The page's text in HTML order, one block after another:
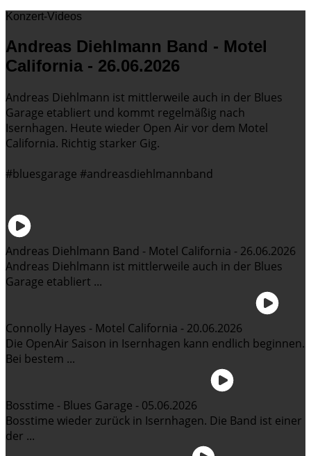
Konzert-Videos
Andreas Diehlmann Band - Motel
California - 26.06.2026
Andreas Diehlmann ist mittlerweile auch in der Blues
Garage etabliert und kommt regelmäßig nach
Isernhagen. Heute wieder Open Air vor dem Motel
California. Richtig starker Gig.
#bluesgarage #andreasdiehlmannband
Andreas Diehlmann Band - Motel California - 26.06.2026
Andreas Diehlmann ist mittlerweile auch in der Blues
Garage etabliert ...
Connolly Hayes - Motel California - 20.06.2026
Die OpenAir Saison in Isernhagen kann endlich beginnen.
Bei bestem ...
Bosstime - Blues Garage - 05.06.2026
Bosstime wieder zurück in Isernhagen. Die Band ist einer
der ...